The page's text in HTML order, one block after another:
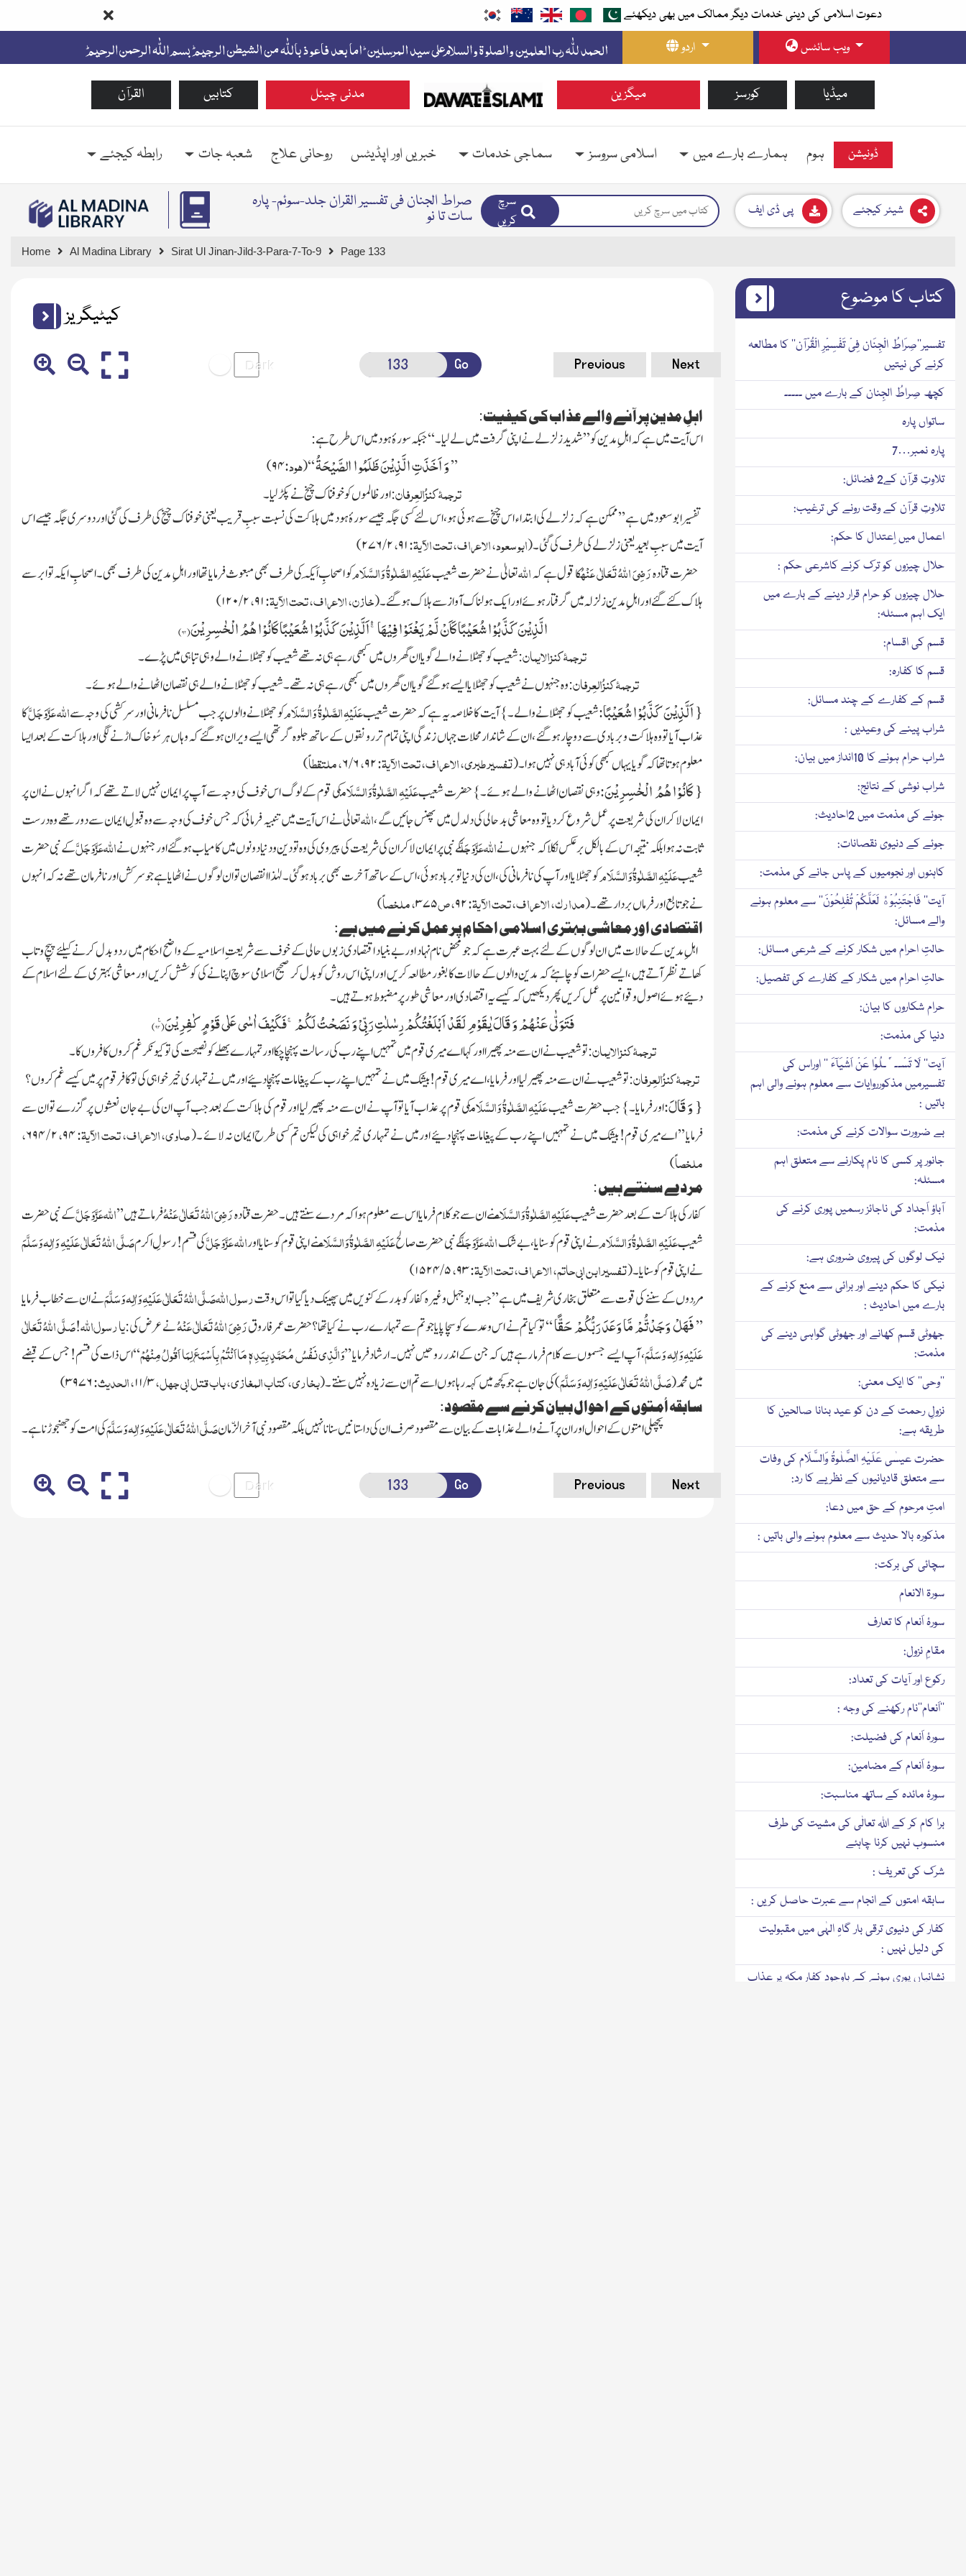
دعوت اسلامی کی دینی خدمات دیگر ممالک میں بھی دیکھئے
اردو
ویب سائٹس
القرآن کتابیں مدنی چینل میگزین کورسز میڈیا
ہوم ہمارے بارے میں اسلامی سروسز سماجی خدمات خبریں اور اپڈیٹس روحانی علاج شعبہ جات رابطہ کیجئے ڈونیشن
صراط الجنان فی تفسیر القران جلد-سوئم- پارہ
سات تا نو
سرچ
کریں
پی ڈی ایف شیئر کیجئے
Home Al Madina Library Sirat Ul Jinan-Jild-3-Para-7-To-9 Page 133
کیٹیگریز
Go Previous Next
اہلِ مدین پر آنے والے عذاب کی کیفیت:
اس آیت میں ہے کہ اہلِ مدین کو ’’شدید زلز لے نے اپنی گرفت میں لے لیا۔‘‘ جبکہ سورۂ ہود میں اس طرح ہے :
’’وَ اَخَذَتِ الَّذِیْنَ ظَلَمُوا الصَّیْحَةُ‘‘
(ہود:۹۴)
ترجمۂ کنزُالعِرفان:اور ظالموں کو خوفناک چیخ نے پکڑ لیا۔
تفسیر ابوسعود میں ہے ’’ ممکن ہے کہ زلزلے کی ابتداء اس چیخ سے ہوئی ہو، اس لئے کسی جگہ جیسے سورۂ ہود میں ہلاکت کی نسبت سببِ قریب یعنی خوفناک چیخ کی طرف کی گئی اور دوسری جگہ جیسے اس
آیت میں سببِ بعید یعنی زلزلے کی طرف کی گئی۔(ابو سعود، الاعراف، تحت الآیۃ:۹۱،۲/۲۷۶)
حضرت قتادہرَضِیَ اللہُ تَعَالٰی عَنْہُکا قول ہے کہاللہتعالیٰ نے حضرت شعیبعَلَیْہِ الصَّلٰوۃُ وَالسَّلَامکو اصحابِ اَیکَہ کی طرف بھی مبعوث فرمایا تھا اور اہلِ مدین کی طرف بھی ۔اصحابِ ایکہ توابر سے
ہلاک کئے گئے اور اہلِ مدین زلزلہ میں گرفتار ہوئے اور ایک ہولناک آواز سے ہلاک ہوگئے۔(خازن، الاعراف، تحت الآیۃ:۹۱،۲/۱۲۰)
الَّذِیْنَ كَذَّبُوْا شُعَیْبًا كَاَنْ لَّمْ یَغْنَوْا فِیْهَاۚۛ-اَلَّذِیْنَ كَذَّبُوْا شُعَیْبًا كَانُوْا هُمُ الْخٰسِرِیْنَ(۹۲)
ترجمۂ کنزالایمان: شعیب کو جھٹلانے والے گویا ان گھروں میں کبھی رہے ہی نہ تھے شعیب کو جھٹلانے والے وہی تباہی میں پڑے۔
ترجمۂ کنزُالعِرفان: وہ جنہوں نے شعیب کو جھٹلایا ایسے ہوگئے گویا ان گھروں میں کبھی رہے ہی نہ تھے۔ شعیب کو جھٹلانےوالے ہی نقصان اٹھانے والے ہوئے۔
{اَلَّذِیْنَ كَذَّبُوْا شُعَیْبًا:شعیب کو جھٹلانے والے۔} آیت کا خلاصہ یہ ہے کہ حضرت شعیبعَلَیْہِ الصَّلٰوۃُ وَالسَّلَامکو جھٹلانےوالوں پر جب مسلسل نافرمانی اور سرکشی کی وجہ سےاللہعَزَّوَجَلَّکا
عذاب آیا تو وہ ہلاکت و بربادی سے دوچار ہو گئے ، ان کے شاندار محلات جہاں زندگی اپنی تمام تر رونقوں کے ساتھ جلوہ گر تھی ایسے ویران ہو گئے کہ وہاں ہر سُو خاک اڑنے لگی اورہلاکت کے بعد ایسا
معلوم ہوتا تھا کہ گویا یہاں کبھی کوئی آباد ہی نہیں ہوا۔(تفسیر طبری، الاعراف، تحت الآیۃ:۹۲،۶/۶، ملتقطاً)
{كَانُوْا هُمُ الْخٰسِرِیْنَ:وہی نقصان اٹھانے والے ہوئے۔} حضرت شعیبعَلَیْہِ الصَّلٰوۃُ وَالسَّلَامکی قوم کے لوگ اس خوف کی وجہ سے آپ پر ایمان نہیں لاتے تھے کہ اگر انہوں نے ان پر
ایمان لا کر ان کی شریعت پر عمل شروع کر دیا تو وہ معاشی بد حالی کی دلدل میں پھنس جائیں گے ،اللہتعالیٰ نے اس آیت میں تنبیہ فرمائی کہ جس خوف کی وجہ سے وہ قبولِ ایمان سے دور تھے وہ درست
ثابت نہ ہوا بلکہ نتیجہ اس کے بالکل برعکس نکلا کہ جنہوں نےاللہعَزَّوَجَلَّکے نبی پر ایمان لا کر ان کی شریعتکی پیروی کی وہ تو دین و دنیا دونوں میں کامیاب ہو گئے اور جنہوں نےاللہعَزَّوَجَلَّکے نبی حضرت
شعیبعَلَیْہِ الصَّلٰوۃُ وَالسَّلَامکو جھٹلایا اورآپ کی نافرمانی کی ،ان کی دنیا تو برباد ہوئی، اس کے ساتھ آخرت بھی برباد ہو گئی۔ لہٰذاا نقصان تو ان لوگوں نے اٹھایا ہے جو سر کش اور نافرمان تھے نہ کہ انہوں
نے جو تابع اور فرماں بردار تھے۔(مدارک، الاعراف، تحت الآیۃ:۹۲، ص۳۷۵، ملخصاً)
اقتصادی اور معاشی بہتری اسلامی احکام پر عمل کرنے میں ہے:
اہلِ مدین کے حالات میں ان لوگوں کے لئے بہت عبرت ہے کہ جو محض نام نہاد اور بے بنیاد اقتصادی زبوں حالی کے خوف سے شریعتِ اسلامیہ کے واضح احکام میں رد و بدل کرنے کیلئے پیچ و تاب
کھاتے نظر آتے ہیں ،ایسے حضرات کو چاہئے کہ مدین والوں کے حالات کا بغور مطالعہ کریں اور اپنی اس روش کو بدل کر صحیح اسلامی سوچ اپنانے کی کوشش کریں اور معاشی بہتری کے لئے اسلام کے
دئیے ہوئے اصول و قوانین پر عمل کریں پھر دیکھیں کہ کیسے یہ اقتصادی اور معاشی طور پر مضبوط ہوتے ہیں۔
فَتَوَلّٰى عَنْهُمْ وَ قَالَ یٰقَوْمِ لَقَدْ اَبْلَغْتُكُمْ رِسٰلٰتِ رَبِّیْ وَ نَصَحْتُ لَكُمْۚ-فَكَیْفَ اٰسٰى عَلٰى قَوْمٍ كٰفِرِیْنَ۠(۹۳)
ترجمۂ کنزالایمان: تو شعیب نے ان سے منہ پھیرا اور کہا اے میری قوم میں تمہیں اپنے رب کی رسالت پہنچا چکا اور تمہارے بھلے کو نصیحت کی تو کیونکر غم کروں کافروں کا۔
ترجمۂ کنزُالعِرفان: تو شعیب نے ان سے منہ پھیرلیا اور فرمایا، اے میری قوم! بیشک میں نے تمہیں اپنے رب کے پیغامات پہنچا دئیے اور میں نے تمہاری خیرخواہی کی تو کافر قوم پر میں کیسے غم کروں ؟
{وَ قَالَ:اورفرمایا۔} جب حضرت شعیبعَلَیْہِ الصَّلٰوۃُ وَالسَّلَامکی قوم پر عذاب آیا تو آپ نے ان سے منہ پھیر لیا اور قوم کی ہلاکت کے بعد جب آپ ان کی بے جان نعشوں پر گزرے تو ان سے
فرمایا ’’ اے میری قوم! بیشک میں نے تمہیں اپنے رب کے پیغامات پہنچا دئیے اور میں نے تمہاری خیرخواہی کی لیکن تم کسی طرح ایمان نہ لائے ۔(صاوی، الاعراف، تحت الآیۃ:۹۴،۲/۶۹۴،
ملخصاً)
مردے سنتے ہیں:
کفار کی ہلاکت کے بعد حضرت شعیبعَلَیْہِ الصَّلٰوۃُ وَالسَّلَامنے ان سے جو کلام فرمایا ا س سے معلوم ہو اکہ مردےسنتے ہیں۔ حضرت قتادہرَضِیَ اللہُ تَعَالٰی عَنْہُفرماتے ہیں ’’اللہعَزَّوَجَلَّکے نبی حضرت
شعیبعَلَیْہِ الصَّلٰوۃُ وَالسَّلَامنے اپنی قوم کو سنایا، بے شکاللہعَزَّوَجَلَّکے نبی حضرت صالحعَلَیْہِ الصَّلٰوۃُ وَالسَّلَامنے اپنی قوم کو سنایا اوراللہعَزَّوَجَلَّکی قسم! رسولِ اکرمصَلَّی اللہُ تَعَالٰی عَلَیْہِ وَاٰلِہ وَسَلَّمَ
نے اپنی قوم کو سنایا۔(تفسیر ابن ابی حاتم، الاعراف، تحت الآیۃ:۹۳،۵/۱۵۲۴)
مُردوں کے سننے کی قوت سے متعلق بخاری شریف میں ہے’’ جب ابوجہل وغیرہ کفار کو بدر کے کنویں میں پھینک دیا گیا تو اس وقترسولاللہصَلَّی اللہُ تَعَالٰی عَلَیْہِ وَاٰلِہ وَسَلَّمَنے ان سے خطاب فرمایا
’’فَهَلْ وَجَدْتُّمْ مَّا وَعَدَ رَبُّكُمْ حَقًّا‘‘توکیا تم نے اس وعدے کو سچا پایا جو تم سے تمہارے رب نے کیا تھا؟حضرت عمر فاروقرَضِیَ اللہُ تَعَالٰی عَنْہُنے عرض کی:یارسولاللہ!صَلَّی اللہُ تَعَالٰی
عَلَیْہِ وَاٰلِہ وَسَلَّمَ، آپ ایسے جسموں سے کلام فرما رہے ہیں کہ جن کے اندر روحیں نہیں۔ ارشاد فرمایا’’وَالَّذِینَفْسُ مُحَمَّدٍ بِیَدِہٖ مَا اَنْتُمْ بِاَسْمَعَ لِمَا اَقُولُ مِنْہُمْ‘‘اس ذات کی قسم ! جس کے قبضے
میں محمد(صَلَّی اللہُ تَعَالٰی عَلَیْہِ وَاٰلِہ وَسَلَّمَ)کی جان ہے جو کچھ میں کہہ رہا ہوں اسے تم ان سے زیادہ نہیں سنتے۔(بخاری، کتاب المغازی، باب قتل ابی جہل،۳/۱۱، الحدیث:۳۹۷۶)
سابقہ اُمتوں کے احوال بیان کرنے سے مقصود:
پچھلی امتوں کے احوال اور ان پر آنے والے عذابات کے بیان سے مقصود صرف ان کی داستانیں سنانا نہیں بلکہ مقصودنبی آخر الزّمانصَلَّی اللہُ تَعَالٰی عَلَیْہِ وَاٰلِہ وَسَلَّمَکی امت کو جھنجوڑنا ہے۔
Go Previous Next
کتاب کا موضوع
تفسیر’’صِرَاطُ الْجِنَان فِیْ تَفْسِیْرِ الْقُرْآن‘‘ کا مطالعہ
کرنے کی نیتیں
کچھ صِراطُ الجِنان کے بارے میں ۔۔۔۔۔
ساتواں پارہ
پارہ نمبر…7
تلاوتِ قرآن کے2 فضائل:
تلاوتِ قرآن کے وقت رونے کی ترغیب:
اعمال میں اِعتدال کا حکم:
حلال چیزوں کو ترک کرنے کاشرعی حکم :
حلال چیزوں کو حرام قرار دینے کے بارے میں
ایک اہم مسئلہ:
قسم کی اقسام:
قسم کا کفارہ:
قسم کے کفارے کے چند مسائل:
شراب پینے کی وعیدیں :
شراب حرام ہونے کا 10انداز میں بیان:
شراب نوشی کے نتائج:
جوئے کی مذمت میں 2احادیث:
جوئے کے دنیوی نقصانات:
کاہنوں اور نجومیوں کے پاس جانے کی مذمت:
آیت’’ فَاجْتَنِبُوْهُ لَعَلَّكُمْ تُفْلِحُوْنَ‘‘ سے معلوم ہونے
والے مسائل:
حالتِ احرام میں شکار کرنے کے شرعی مسائل:
حالتِ احرام میں شکار کے کفارے کی تفصیل:
حرام شکاروں کا بیان:
دنیا کی مذمت:
آیت’’ لَا تَسْــٴَـلُوْا عَنْ اَشْیَآءَ ‘‘ اوراس کی
تفسیرمیں مذکورروایات سے معلوم ہونے والی اہم
باتیں :
بے ضرورت سوالات کرنے کی مذمت:
جانور پر کسی کا نام پکارنے سے متعلق اہم
مسئلہ:
آباؤ اَجداد کی ناجائز رسمیں پوری کرنے کی
مذمت:
نیک لوگوں کی پیروی ضروری ہے:
نیکی کا حکم دینے اور برائی سے منع کرنے کے
بارے میں احادیث :
جھوٹی قسم کھانے اور جھوٹی گواہی دینے کی
مذمت:
’’وحی‘‘ کا ایک معنی:
نزولِ رحمت کے دن کو عید بنانا صالحین کا
طریقہ ہے:
حضرت عیسٰی عَلَیْہِ الصَّلٰوۃُ وَالسَّلَام کی وفات
سے متعلق قادیانیوں کے نظریے کا رد:
امتِ مرحوم کے حق میں دعا:
مذکورہ بالا حدیث سے معلوم ہونے والی باتیں :
سچائی کی برکت:
سورۃ الانعام
سورۂ اَنعام کا تعارف
مقامِ نزول:
رکوع اور آیات کی تعداد:
’’اَنعام‘‘نام رکھنے کی وجہ :
سورۂ اَنعام کی فضیلت:
سورۂ اَنعام کے مضامین:
سورۂ مائدہ کے ساتھ مناسبت:
برا کام کر کے اللہ تعالٰی کی مشیت کی طرف
منسوب نہیں کرنا چاہئے
شرک کی تعریف :
سابقہ امتوں کے انجام سے عبرت حاصل کریں :
کفار کی دنیوی ترقی بار گاہِ الہٰی میں مقبولیت
کی دلیل نہیں :
نشانیاں پوری ہونے کے باوجود کفارِ مکہ پر عذاب